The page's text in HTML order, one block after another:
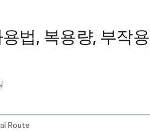
법, 복용량, 부작용
Route